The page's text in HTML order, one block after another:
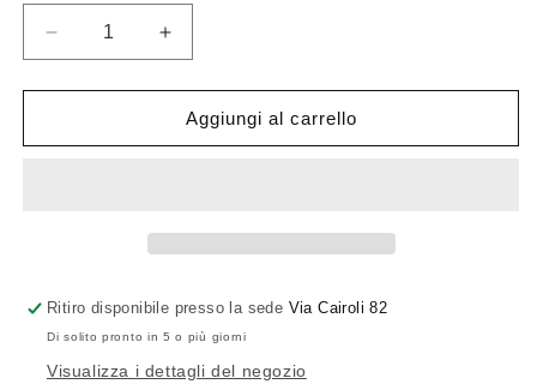
Diminuisci
quantità
per
Projecteur
Aumenta
quantità
per
Nemo
Projecteur
Aggiungi al carrello
Ritiro disponibile presso la sede Via Cairoli 82
Di solito pronto in 5 o più giorni
Visualizza i dettagli del negozio